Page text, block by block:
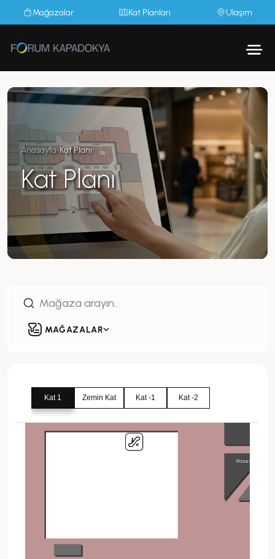
Mağazalar Kat Planları Ulaşım
Anasayfa›Kat Planı
Kat Planı
MAĞAZALAR